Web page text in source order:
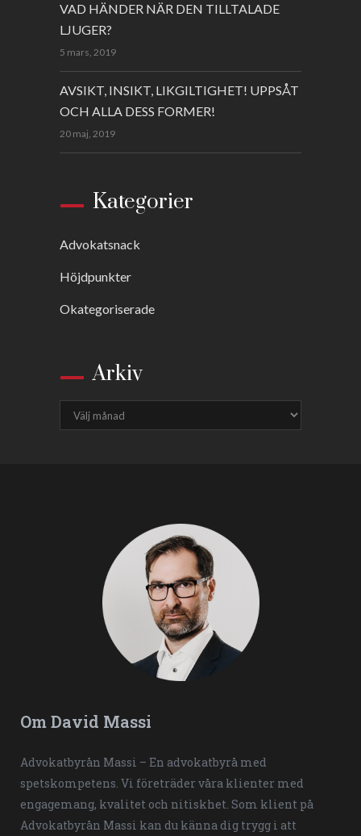
VAD HÄNDER NÄR DEN TILLTALADE
LJUGER?
5 mars, 2019
AVSIKT, INSIKT, LIKGILTIGHET! UPPSÅT
OCH ALLA DESS FORMER!
20 maj, 2019
Kategorier
Advokatsnack
Höjdpunkter
Okategoriserade
Arkiv
Om David Massi
Advokatbyrån Massi – En advokatbyrå med
spetskompetens. Vi företräder våra klienter med
engagemang, kvalitet och nitiskhet. Som klient på
Advokatbyrån Massi kan du känna dig trygg i att